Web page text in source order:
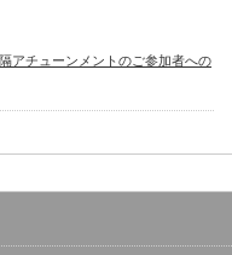
アチューンメントのご参加者への